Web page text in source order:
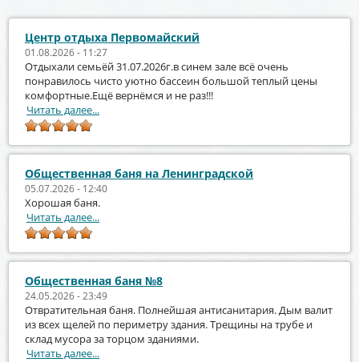
Центр отдыха Первомайский
01.08.2026 - 11:27
Отдыхали семьёй 31.07.2026г.в синем зале всё очень
понравилось чисто уютно бассеин большой теплый цены
комфортные.Ещё вернёмся и не раз!!!
Читать далее...
Общественная баня на Ленинградской
05.07.2026 - 12:40
Хорошая баня.
Читать далее...
Общественная баня №8
24.05.2026 - 23:49
Отвратительная баня. Полнейшая антисанитария. Дым валит
из всех щелей по периметру здания. Трещины на трубе и
склад мусора за торцом зданиями.
Читать далее...